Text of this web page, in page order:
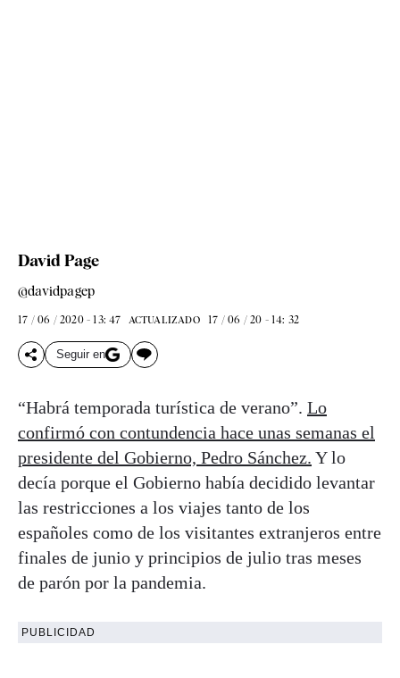
David Page
@davidpagep
17 / 06 / 2020 - 13: 47 ACTUALIZADO 17 / 06 / 20 - 14: 32
Seguir en
“Habrá temporada turística de verano”. Lo
confirmó con contundencia hace unas semanas el
presidente del Gobierno, Pedro Sánchez. Y lo
decía porque el Gobierno había decidido levantar
las restricciones a los viajes tanto de los
españoles como de los visitantes extranjeros entre
finales de junio y principios de julio tras meses
de parón por la pandemia.
PUBLICIDAD